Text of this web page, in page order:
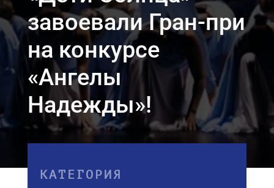
завоевали Гран-при
на конкурсе
«Ангелы
Надежды»!
КАТЕГОРИЯ